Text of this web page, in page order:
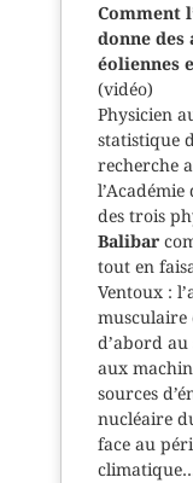
Comment
donne
éoliennes
(vidéo)
Physicien
statistique
recherche
des trois
Balibar
tout en
Ventoux :
musculaire
d’abord au
aux
sources
nucléaire
face au